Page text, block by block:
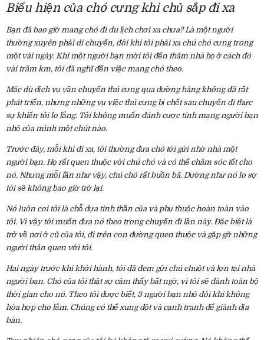
Biểu hiện của chó cưng khi chủ sắp đi xa
Bạn đã bao giờ mang chó đi du lịch chơi xa chưa? Là một người
thường xuyên phải di chuyển, đôi khi tôi phải xa chú chó cưng trong
một vài ngày. Khi một người bạn mời tôi đến thăm nhà họ ở cách đó
vài trăm km, tôi đã nghĩ đến việc mang chó theo.
Mặc dù dịch vụ vận chuyển thú cưng qua đường hàng không đã rất
phát triển, nhưng những vụ việc thú cưng bị chết sau chuyến đi thực
sự khiến tôi lo lắng. Tôi không muốn đánh cược tính mạng người bạn
nhỏ của mình một chút nào.
Trước đây, mỗi khi đi xa, tôi thường đưa chó tới gửi nhờ nhà một
người bạn. Họ rất quen thuộc với chú chó và có thể chăm sóc tốt cho
nó. Nhưng mỗi lần như vậy, chú chó rất buồn bã. Dường như nó lo sợ
tôi sẽ không bao giờ trở lại.
Nó luôn coi tôi là chỗ dựa tinh thần của và phụ thuộc hoàn toàn vào
tôi. Vì vậy tôi muốn đưa nó theo trong chuyến đi lần này. Đặc biệt là
trở về nơi ở cũ của tôi, đi trên con đường quen thuộc và gặp gỡ những
người thân quen với tôi.
Hai ngày trước khi khởi hành, tôi đã đem gửi chú chuột và lợn tại nhà
người bạn. Chó của tôi thật sự cảm thấy bất ngờ, vì tôi sẽ dành toàn bộ
thời gian cho nó. Theo tôi được biết, 3 người bạn nhỏ đôi khi không
hòa hợp cho lắm. Chúng có thể xung đột và cạnh tranh để giành địa
bàn.